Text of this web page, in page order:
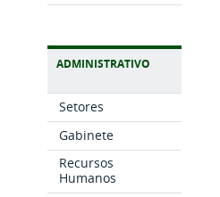
ADMINISTRATIVO
Setores
Gabinete
Recursos
Humanos